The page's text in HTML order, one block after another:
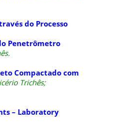
do Processo
Penetrômetro
Compactado com
Trichês;
– Laboratory